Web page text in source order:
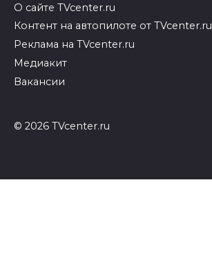
О сайте TVcenter.ru
Контент на автопилоте от TVcenter.ru
Реклама на TVcenter.ru
Медиакит
Вакансии
© 2026 TVcenter.ru